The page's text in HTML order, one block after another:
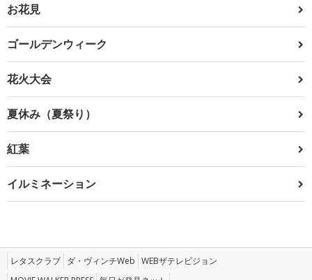
お花見
ゴールデンウィーク
花火大会
夏休み（夏祭り）
紅葉
イルミネーション
レタスクラブ ダ・ヴィンチWeb WEBザテレビジョン